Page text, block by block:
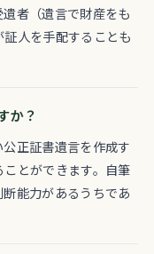
者（遺言で財産をも
人を手配することも
か？
正証書遺言を作成す
とができます。自筆
能力があるうちであ